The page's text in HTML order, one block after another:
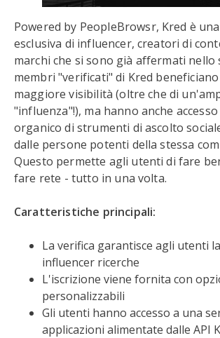
Powered by PeopleBrowsr, Kred è
esclusiva di influencer, creatori di
marchi che si sono già affermati nello
membri "verificati" di Kred
maggiore visibilità (oltre che di
"influenza"!), ma hanno anche
organico di strumenti di ascolto
dalle persone potenti della stessa
Questo permette agli utenti di fare
fare rete - tutto in una volta.
Caratteristiche principali:
La verifica garantisce agli utenti
influencer ricerche
L'iscrizione viene fornita con
personalizzabili
Gli utenti hanno accesso a una
applicazioni alimentate dalle API